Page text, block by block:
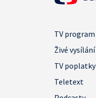
TV program
Živé vysílání
TV poplatky
Teletext